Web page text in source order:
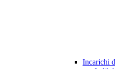
Incarichi